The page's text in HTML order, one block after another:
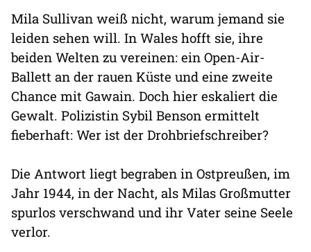
Mila Sullivan weiß nicht, warum jemand sie
leiden sehen will. In Wales hofft sie, ihre
beiden Welten zu vereinen: ein Open-Air-
Ballett an der rauen Küste und eine zweite
Chance mit Gawain. Doch hier eskaliert die
Gewalt. Polizistin Sybil Benson ermittelt
fieberhaft: Wer ist der Drohbriefschreiber?
Die Antwort liegt begraben in Ostpreußen, im
Jahr 1944, in der Nacht, als Milas Großmutter
spurlos verschwand und ihr Vater seine Seele
verlor.